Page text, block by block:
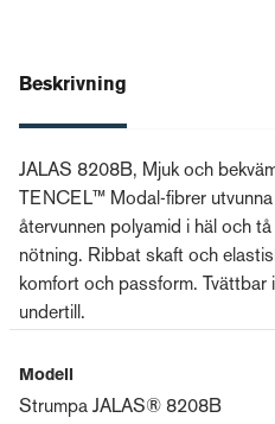
Beskrivning
JALAS 8208B, Mjuk och
TENCEL™ Modal-fibrer
återvunnen polyamid i häl och
nötning. Ribbat skaft och
komfort och passform. Tvättbar
undertill.
Modell
Strumpa JALAS® 8208B